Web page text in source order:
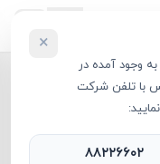
وجود آمده در
با تلفن شرکت
×
۸۸۲۲۶۶۰۲